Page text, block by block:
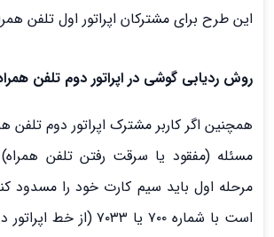
این طرح برای مشترکان اپراتور اول تلفن
روش ردیابی گوشی در اپراتور دوم تلفن
همچنین اگر کاربر مشترک اپراتور دوم تلفن
مسئله (مفقود یا سرقت رفتن تلفن
مرحله اول باید سیم کارت خود را مسدود
است با شماره ۷۰۰ یا ۷۰۳۳